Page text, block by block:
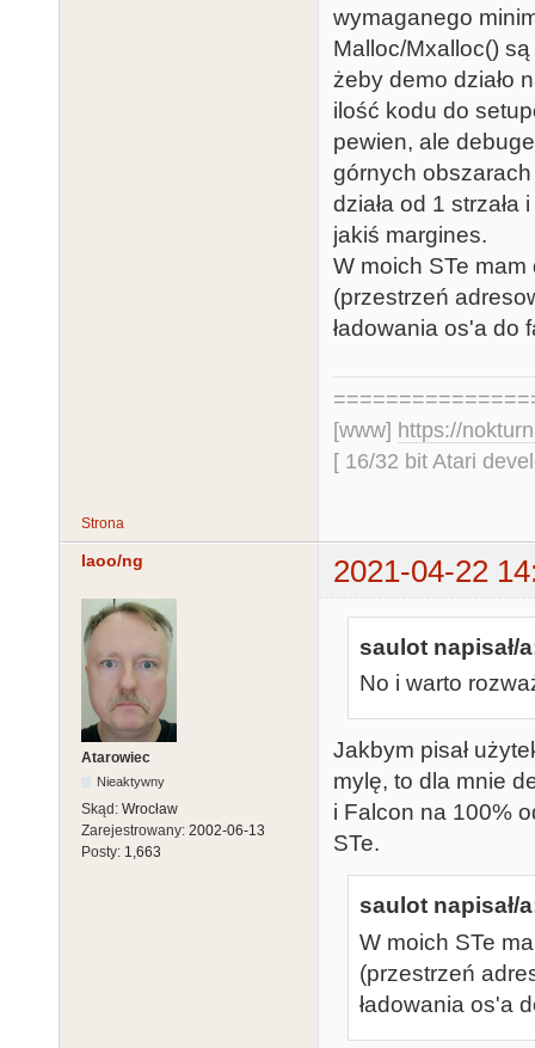
wymaganego
Malloc/Mxalloc()
żeby demo działo
ilość kodu do
pewien, ale
górnych
działa od 1
jakiś margines.
W moich STe
(przestrzeń
ładowania os'a do
[www] https://
[ 16/32 bit Atari
Strona
laoo/ng 2021-04-22
Atarowiec
Nieaktywny
Skąd: Wrocław
Zarejestrowany: 2002-06-13
Posty: 1,663
saulot napisał/
No i warto
Jakbym pisał
mylę, to dla mnie
i Falcon na 100%
STe.
saulot napisał/
W moich STe
(przestrzeń
ładowania os'a